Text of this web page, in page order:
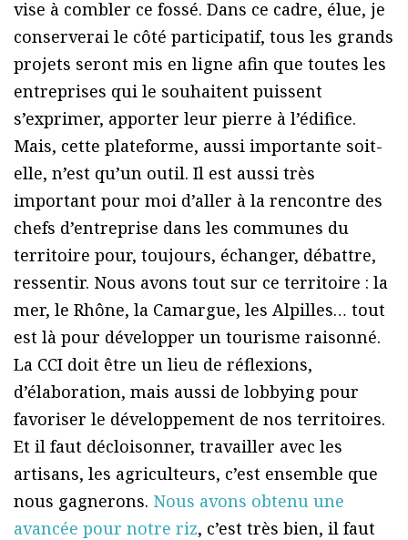
vise à combler ce fossé. Dans ce cadre, élue, je
conserverai le côté participatif, tous les grands
projets seront mis en ligne afin que toutes les
entreprises qui le souhaitent puissent
s’exprimer, apporter leur pierre à l’édifice.
Mais, cette plateforme, aussi importante soit-
elle, n’est qu’un outil. Il est aussi très
important pour moi d’aller à la rencontre des
chefs d’entreprise dans les communes du
territoire pour, toujours, échanger, débattre,
ressentir. Nous avons tout sur ce territoire : la
mer, le Rhône, la Camargue, les Alpilles… tout
est là pour développer un tourisme raisonné.
La CCI doit être un lieu de réflexions,
d’élaboration, mais aussi de lobbying pour
favoriser le développement de nos territoires.
Et il faut décloisonner, travailler avec les
artisans, les agriculteurs, c’est ensemble que
nous gagnerons. Nous avons obtenu une
avancée pour notre riz, c’est très bien, il faut